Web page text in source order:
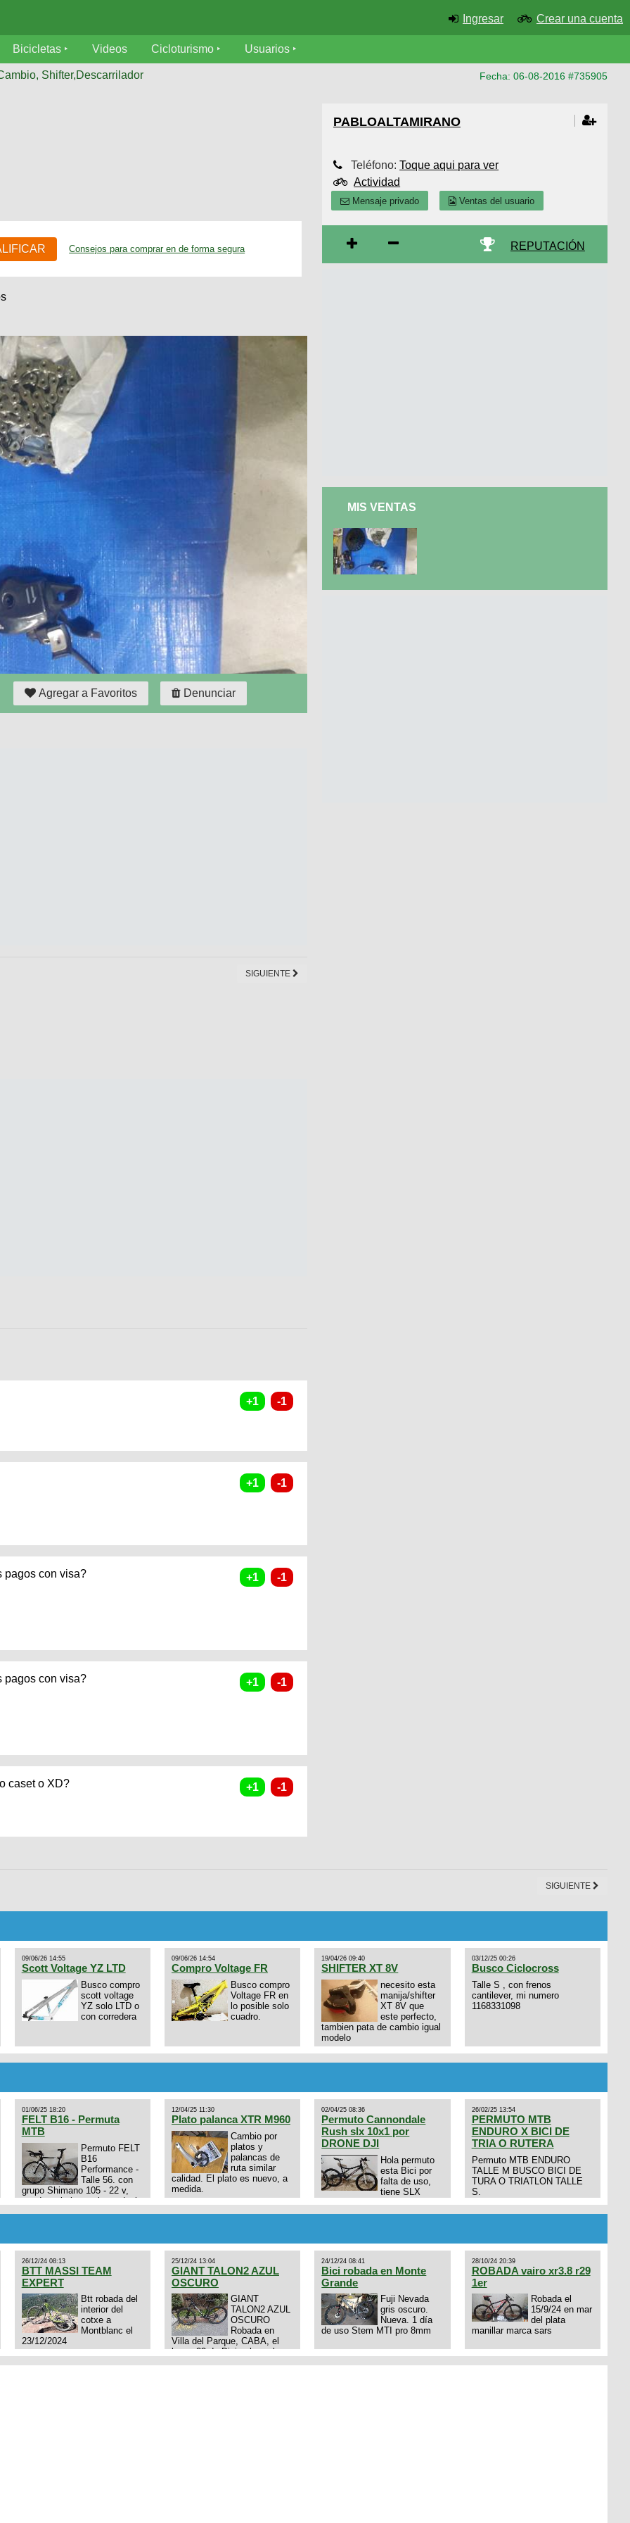
Ingresar Crear una cuenta
Bicicletas Videos Cicloturismo Usuarios
Shifter,Descarrilador Fecha: 06-08-2016 #735905
Consejos para comprar en de forma segura
Agregar a Favoritos Denunciar
SIGUIENTE
pagos con visa?
pagos con visa?
caset o XD?
PABLOALTAMIRANO
Teléfono:Toque aqui para ver
Actividad
Mensaje privado Ventas del usuario
REPUTACIÓN
MIS VENTAS
SIGUIENTE
09/06/26 14:55
Scott Voltage YZ LTD
Busco compro
scott voltage
YZ solo LTD o
con corredera
09/06/26 14:54
Compro Voltage FR
Busco compro
Voltage FR en
lo posible solo
cuadro.
19/04/26 09:40
SHIFTER XT 8V
necesito esta
manija/shifter
XT 8V que
este perfecto,
tambien pata de cambio igual
modelo
03/12/25 00:26
Busco Ciclocross
Talle S , con frenos
cantilever, mi numero
1168331098
01/06/25 18:20
FELT B16 - Permuta
MTB
Permuto FELT
B16
Performance -
Talle 56. con
grupo Shimano 105 - 22 v,
cuadro: triatlon carbono dual
12/04/25 11:30
Plato palanca XTR M960
Cambio por
platos y
palancas de
ruta similar
calidad. El plato es nuevo, a
medida.
02/04/25 08:36
Permuto Cannondale
Rush slx 10x1 por
DRONE DJI
Hola permuto
esta Bici por
falta de uso,
tiene SLX
Horquilla Axon tope de gama
por drone de la marca Dji, les
interesa 3434568861 saludos
26/02/25 13:54
PERMUTO MTB
ENDURO X BICI DE
TRIA O RUTERA
Permuto MTB ENDURO
TALLE M BUSCO BICI DE
TURA O TRIATLON TALLE
S.
26/12/24 08:13
BTT MASSI TEAM
EXPERT
Btt robada del
interior del
cotxe a
Montblanc el
23/12/2024
25/12/24 13:04
GIANT TALON2 AZUL
OSCURO
GIANT
TALON2 AZUL
OSCURO
Robada en
Villa del Parque, CABA, el
lunes 23 de Diciembre a las
24/12/24 08:41
Bici robada en Monte
Grande
Fuji Nevada
gris oscuro.
Nueva. 1 día
de uso Stem MTI pro 8mm
28/10/24 20:39
ROBADA vairo xr3.8 r29
1er
Robada el
15/9/24 en mar
del plata
manillar marca sars